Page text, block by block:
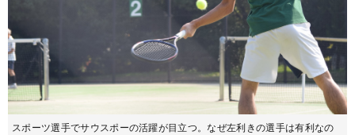
スポーツ選手でサウスポーの活躍が目立つ。なぜ左利きの選手は有利なの